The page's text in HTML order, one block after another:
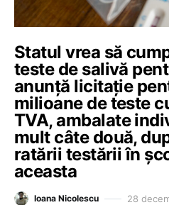
Statul vrea să
teste de salivă
anunță licitație
milioane de teste
TVA, ambalate
mult câte două,
ratării testării în
aceasta
Ioana Nicolescu 28